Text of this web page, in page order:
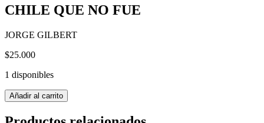
CHILE QUE NO FUE
JORGE GILBERT
$25.000
1 disponibles
CHILE
QUE
NO
Añadir al carrito